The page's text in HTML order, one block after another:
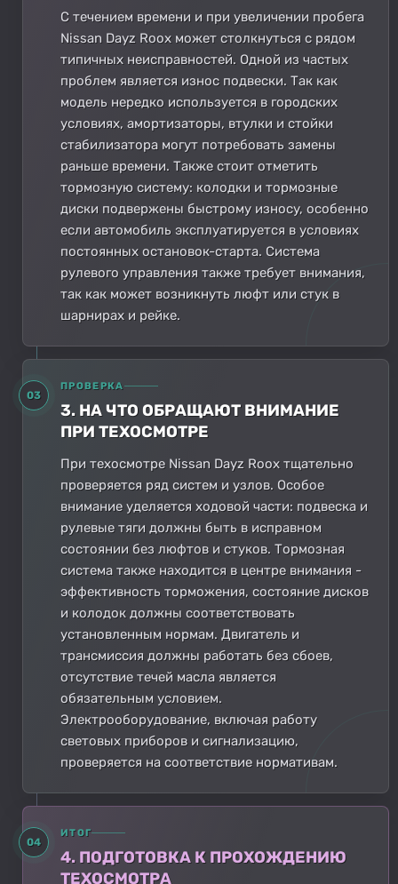
С течением времени и при увеличении пробега
Nissan Dayz Roox может столкнуться с рядом
типичных неисправностей. Одной из частых
проблем является износ подвески. Так как
модель нередко используется в городских
условиях, амортизаторы, втулки и стойки
стабилизатора могут потребовать замены
раньше времени. Также стоит отметить
тормозную систему: колодки и тормозные
диски подвержены быстрому износу, особенно
если автомобиль эксплуатируется в условиях
постоянных остановок-старта. Система
рулевого управления также требует внимания,
так как может возникнуть люфт или стук в
шарнирах и рейке.
03
ПРОВЕРКА
3. НА ЧТО ОБРАЩАЮТ ВНИМАНИЕ
ПРИ ТЕХОСМОТРЕ
При техосмотре Nissan Dayz Roox тщательно
проверяется ряд систем и узлов. Особое
внимание уделяется ходовой части: подвеска и
рулевые тяги должны быть в исправном
состоянии без люфтов и стуков. Тормозная
система также находится в центре внимания -
эффективность торможения, состояние дисков
и колодок должны соответствовать
установленным нормам. Двигатель и
трансмиссия должны работать без сбоев,
отсутствие течей масла является
обязательным условием.
Электрооборудование, включая работу
световых приборов и сигнализацию,
проверяется на соответствие нормативам.
04
ИТОГ
4. ПОДГОТОВКА К ПРОХОЖДЕНИЮ
ТЕХОСМОТРА